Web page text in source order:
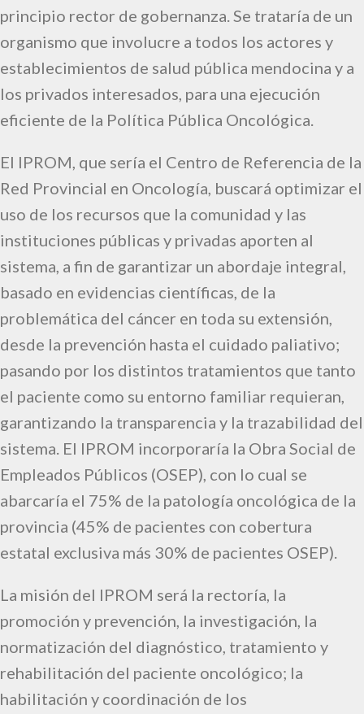
principio rector de gobernanza. Se trataría de un
organismo que involucre a todos los actores y
establecimientos de salud pública mendocina y a
los privados interesados, para una ejecución
eficiente de la Política Pública Oncológica.
El IPROM, que sería el Centro de Referencia de la
Red Provincial en Oncología, buscará optimizar el
uso de los recursos que la comunidad y las
instituciones públicas y privadas aporten al
sistema, a fin de garantizar un abordaje integral,
basado en evidencias científicas, de la
problemática del cáncer en toda su extensión,
desde la prevención hasta el cuidado paliativo;
pasando por los distintos tratamientos que tanto
el paciente como su entorno familiar requieran,
garantizando la transparencia y la trazabilidad del
sistema. El IPROM incorporaría la Obra Social de
Empleados Públicos (OSEP), con lo cual se
abarcaría el 75% de la patología oncológica de la
provincia (45% de pacientes con cobertura
estatal exclusiva más 30% de pacientes OSEP).
La misión del IPROM será la rectoría, la
promoción y prevención, la investigación, la
normatización del diagnóstico, tratamiento y
rehabilitación del paciente oncológico; la
habilitación y coordinación de los